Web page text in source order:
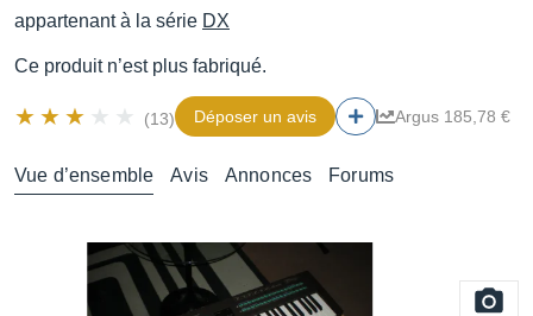
appartenant à la série DX
Ce produit n’est plus fabriqué.
(13) Déposer un avis Argus 185,78 €
Vue d’ensemble Avis Annonces Forums